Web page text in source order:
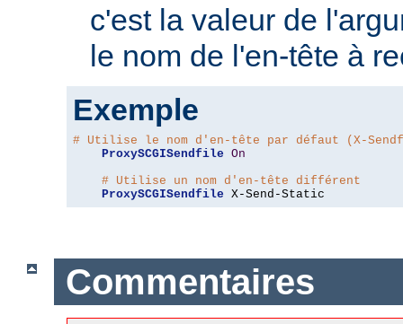
c'est la valeur de
le nom de l'en-tête à
Exemple
# Utilise le nom d'en-tête par défaut (X-
ProxySCGISendfile On
# Utilise un nom d'en-tête différent
ProxySCGISendfile X-Send-Static
Commentaires